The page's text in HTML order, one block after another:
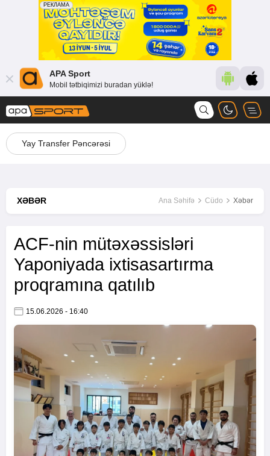
APA Sport
Mobil tətbiqimizi buradan yüklə!
Yay Transfer Pəncərəsi
XƏBƏR Ana Səhifə Cüdo Xəbər
ACF-nin mütəxəssisləri
Yaponiyada ixtisasartırma
proqramına qatılıb
15.06.2026 - 16:40